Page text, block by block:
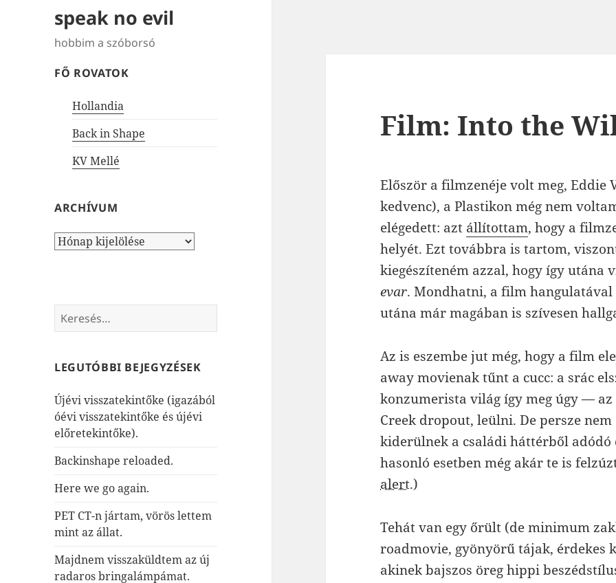
speak no evil
hobbim a szóborsó
FŐ ROVATOK
Hollandia
Back in Shape
KV Mellé
ARCHÍVUM
Archívum
Keresés:
LEGUTÓBBI BEJEGYZÉSEK
Újévi visszatekintőke (igazából
óévi visszatekintőke és újévi
előretekintőke).
Backinshape reloaded.
Here we go again.
PET CT-n jártam, vörös lettem
mint az állat.
Majdnem visszaküldtem az új
radaros bringalámpámat.
Film: Into the
Először a filmzenéje volt meg, Eddie
kedvenc), a Plastikon még nem
elégedett: azt állítottam, hogy a
helyét. Ezt továbbra is tartom,
kiegészíteném azzal, hogy így utána
evar. Mondhatni, a film
utána már magában is szívesen
Az is eszembe jut még, hogy a film
away movienak tűnt a cucc: a srác
konzumerista világ így meg úgy — az
Creek dropout, leülni. De persze
kiderülnek a családi háttérből adódó
hasonló esetben még akár te is
alert.)
Tehát van egy őrült (de minimum
roadmovie, gyönyörű tájak, érdekes
akinek bajszos öreg hippi